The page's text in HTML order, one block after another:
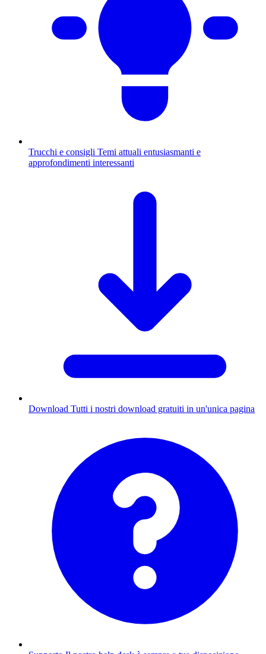
Trucchi e consigli Temi attuali entusiasmanti e
approfondimenti interessanti
Download Tutti i nostri download gratuiti in un'unica pagina